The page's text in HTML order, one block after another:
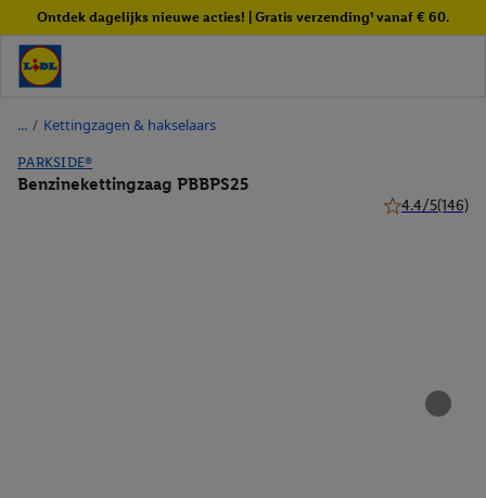
Ontdek dagelijks nieuwe acties! | Gratis verzending¹ vanaf € 60.
/ Kettingzagen & hakselaars
PARKSIDE®
Benzinekettingzaag PBBPS25
4.4/5(146)